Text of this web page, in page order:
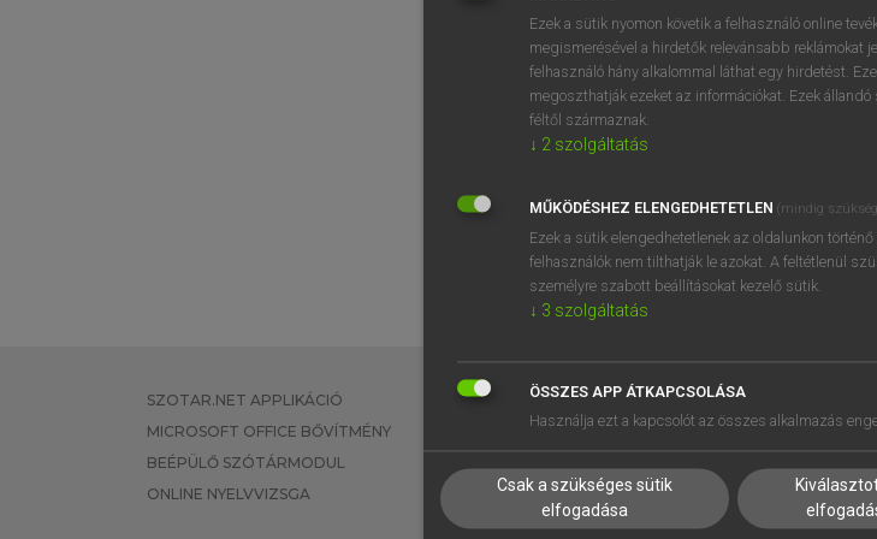
BELÉPÉS
SZOTAR.NET APPLIKÁCIÓ
MICROSOFT OFFICE BŐVÍTMÉNY
BEÉPÜLŐ SZÓTÁRMODUL
ONLINE NYELVVIZSGA
EGYÉNI FELHASZNÁLÓKNAK
TANULÓKNAK
VÁLLALATI MEGOLDÁSOK
SÚGÓ
RÓLUNK
SÜTI BEÁLLÍTÁSOK
Ezek a sütik nyomon követik a felhasználó online
megismerésével a hirdetők relevánsabb reklámokat
felhasználó hány alkalommal láthat egy hirdetést.
megoszthatják ezeket az információkat. Ezek
féltől származnak.
↓ 2 szolgáltatás
MŰKÖDÉSHEZ ELENGEDHETETLEN (mindig
Ezek a sütik elengedhetetlenek az oldalunkon
felhasználók nem tilthatják le azokat. A feltétlenül
személyre szabott beállításokat kezelő sütik.
↓ 3 szolgáltatás
ÖSSZES APP ÁTKAPCSOLÁSA
Használja ezt a kapcsolót az összes alkalmazás
Csak a szükséges sütik
elfogadása